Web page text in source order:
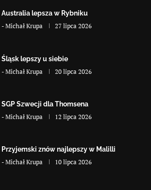
Australia lepsza w Rybniku
-Michał Krupa 27 lipca 2026
Śląsk lepszy u siebie
-Michał Krupa 20 lipca 2026
SGP Szwecji dla Thomsena
-Michał Krupa 12 lipca 2026
Przyjemski znów najlepszy w Malilli
-Michał Krupa 10 lipca 2026